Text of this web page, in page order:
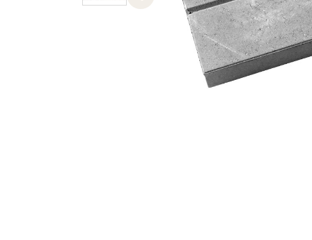
Previous slide